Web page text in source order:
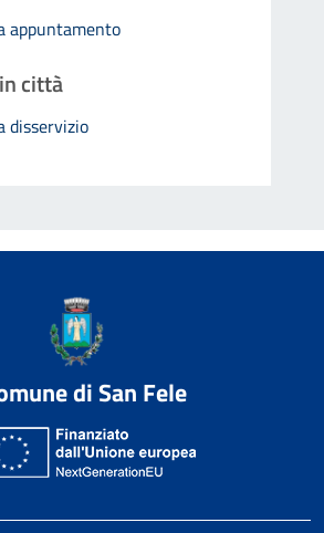
appuntamento
città
disservizio
di San Fele